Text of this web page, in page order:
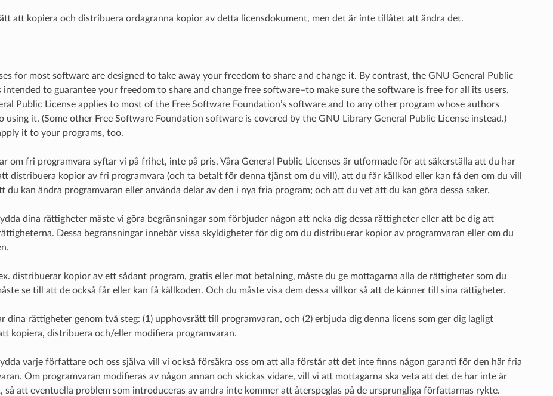
att kopiera och distribuera ordagranna kopior av detta licensdokument, men det är inte tillåtet att ändra det.
for most software are designed to take away your freedom to share and change it. By contrast, the GNU General Public
intended to guarantee your freedom to share and change free software–to make sure the software is free for all its users.
Public License applies to most of the Free Software Foundation’s software and to any other program whose authors
using it. (Some other Free Software Foundation software is covered by the GNU Library General Public License instead.)
it to your programs, too.
om fri programvara syftar vi på frihet, inte på pris. Våra General Public Licenses är utformade för att säkerställa att du har
distribuera kopior av fri programvara (och ta betalt för denna tjänst om du vill), att du får källkod eller kan få den om du vill
du kan ändra programvaran eller använda delar av den i nya fria program; och att du vet att du kan göra dessa saker.
dina rättigheter måste vi göra begränsningar som förbjuder någon att neka dig dessa rättigheter eller att be dig att
Dessa begränsningar innebär vissa skyldigheter för dig om du distribuerar kopior av programvaran eller om du
distribuerar kopior av ett sådant program, gratis eller mot betalning, måste du ge mottagarna alla de rättigheter som du
se till att de också får eller kan få källkoden. Och du måste visa dem dessa villkor så att de känner till sina rättigheter.
dina rättigheter genom två steg: (1) upphovsrätt till programvaran, och (2) erbjuda dig denna licens som ger dig lagligt
kopiera, distribuera och/eller modifiera programvaran.
varje författare och oss själva vill vi också försäkra oss om att alla förstår att det inte finns någon garanti för den här fria
Om programvaran modifieras av någon annan och skickas vidare, vill vi att mottagarna ska veta att det de har inte är
så att eventuella problem som introduceras av andra inte kommer att återspeglas på de ursprungliga författarnas rykte.